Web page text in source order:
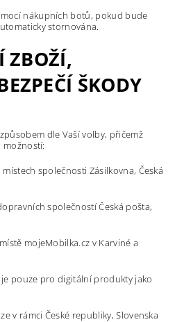
nákupních botů, pokud bude
stornována.
ZBOŽÍ,
ŠKODY
dle Vaší volby, přičemž
možností:
společnosti Zásilkovna, Česká
společností Česká pošta,
mojeMobilka.cz v Karviné a
pouze pro digitální produkty jako
v rámci České republiky, Slovenska